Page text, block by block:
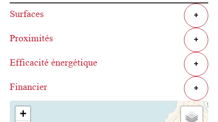
Surfaces +
Proximités +
Efficacité énergétique +
Financier +
+